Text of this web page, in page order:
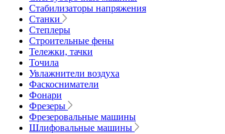
Стабилизаторы напряжения
Станки
Степлеры
Строительные фены
Тележки, тачки
Точила
Увлажнители воздуха
Фаскосниматели
Фонари
Фрезеры
Фрезеровальные машины
Шлифовальные машины